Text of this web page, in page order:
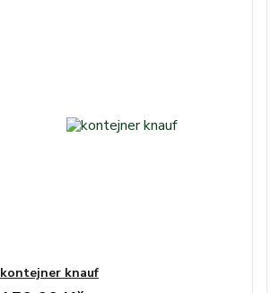
kontejner knauf